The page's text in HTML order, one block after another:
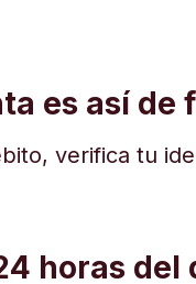
es así de
verifica tu
horas del